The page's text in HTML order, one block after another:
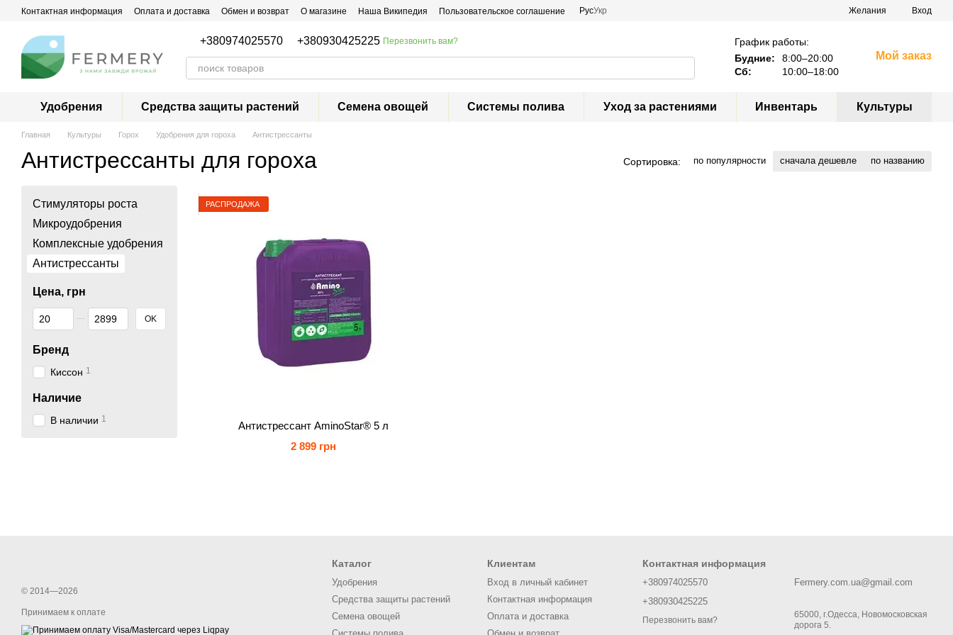
Перейти к основному контенту
Контактная информация Оплата и доставка Обмен и возврат О магазине Наша Википедия Пользовательское соглашение РусУкр Желания Вход
+380974025570 +380930425225 Перезвонить вам?
График работы:
Будние:
8:00–20:00
Сб:
10:00–18:00
Мой заказ
Удобрения Средства защиты растений Семена овощей Системы полива Уход за растениями Инвентарь Культуры
Главная Культуры Горох Удобрения для гороха Антистрессанты
Антистрессанты для гороха Сортировка: по популярности сначала дешевле по названию
РАСПРОДАЖА
Антистрессант AminoStar® 5 л
2 899 грн
Стимуляторы роста
Микроудобрения
Комплексные удобрения
Антистрессанты
Цена, грн
От Цена, грн
До Цена, грн OK
Бренд
Киссон 1
Наличие
В наличии 1
© 2014—2026
Принимаем к оплате
Каталог
Удобрения
Средства защиты растений
Семена овощей
Клиентам
Вход в личный кабинет
Контактная информация
Оплата и доставка
Контактная информация
+380974025570
+380930425225
Перезвонить вам?
Fermery.com.ua@gmail.com
65000, г.Одесса, Новомосковская
дорога 5.